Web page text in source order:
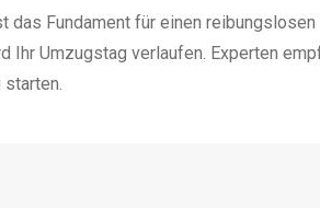
das Fundament für einen
Ihr Umzugstag verlaufen. Experten
starten.